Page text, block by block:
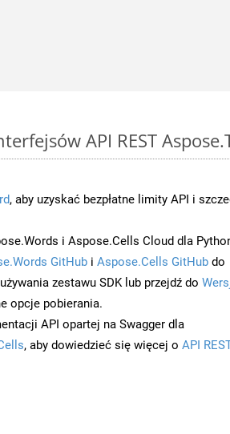
API REST
, aby uzyskać bezpłatne limity API i
i Aspose.Cells Cloud dla
GitHub i Aspose.Cells GitHub do
zestawu SDK lub przejdź do
opcje pobierania.
API opartej na Swagger dla
, aby dowiedzieć się więcej o API REST